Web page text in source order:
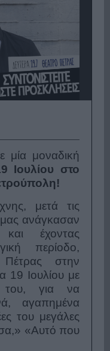
μοναδική
Ιουλίου στο
μετά τις
ανάγκασαν
έχοντας
περίοδο,
στην
19 Ιουλίου με
για να
αγαπημένα
του μεγάλες
«Αυτό που